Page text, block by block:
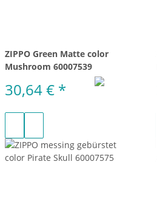
ZIPPO Green Matte color
Mushroom 60007539
30,64 € *